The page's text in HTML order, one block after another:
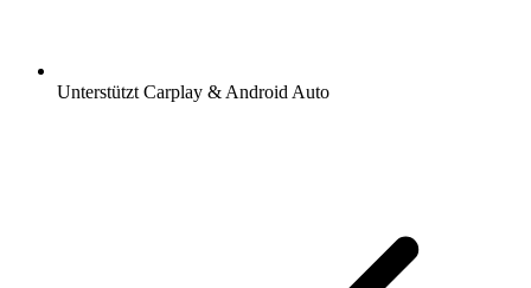
Unterstützt Carplay & Android Auto